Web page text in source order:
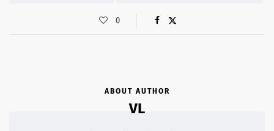
0
ABOUT AUTHOR
VL